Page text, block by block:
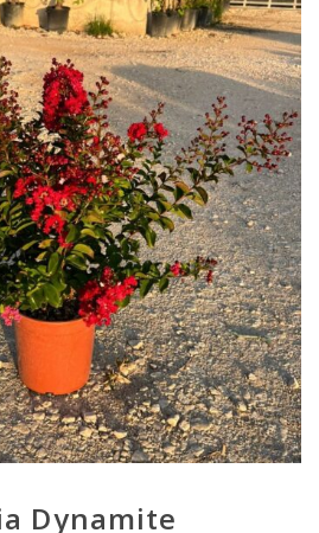
Dynamite